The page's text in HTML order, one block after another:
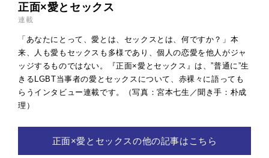
正面×愛とセックス
連載
「あなたにとって、愛とは、セックスとは、何ですか？」本
来、人も愛もセックスも多様であり、個人の恋愛を他人がジャ
ッジするものではない。『正面×愛とセックス』は、”普通に”生
きるLGBT当事者の愛とセックスについて、赤裸々に語っても
らうインタビュー連載です。（写真：宮本七生／聞き手：朴成
理）
正面×愛とセックスの他の記事はこちら